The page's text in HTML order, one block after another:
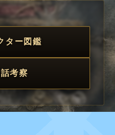
ター図鑑
考察